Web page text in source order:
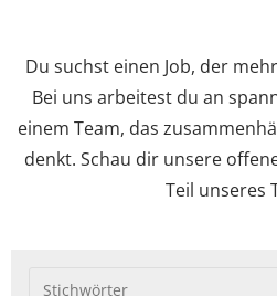
Du suchst einen Job, der
Bei uns arbeitest du an
einem Team, das
denkt. Schau dir unsere
Teil unseres